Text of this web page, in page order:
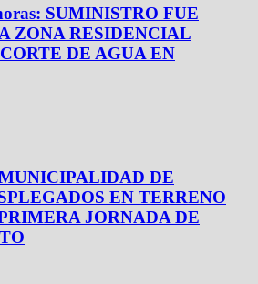
SUMINISTRO FUE
ZONA RESIDENCIAL
DE AGUA EN
DE
EN TERRENO
JORNADA DE